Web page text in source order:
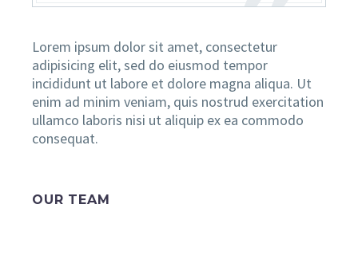
Lorem ipsum dolor sit amet, consectetur
adipisicing elit, sed do eiusmod tempor
incididunt ut labore et dolore magna aliqua. Ut
enim ad minim veniam, quis nostrud exercitation
ullamco laboris nisi ut aliquip ex ea commodo
consequat.
OUR TEAM